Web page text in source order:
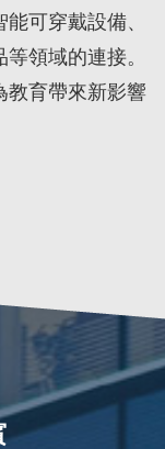
可穿戴設備、
領域的連接。
教育帶來新影響